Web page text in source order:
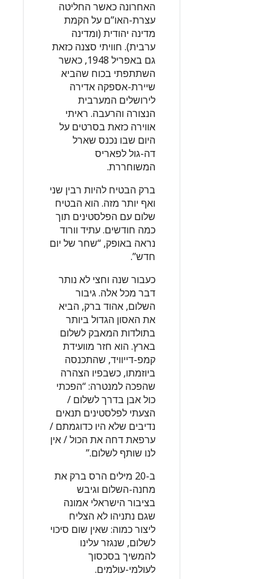
האחרונה כאשר החליטה
עצרת-האו”ם על הקמת
מדינה יהודית (ומדינה
ערבית). חוויתי סצנה כזאת
גם באפריל 1948, כאשר
השתתפתי בכוח שהביא
שיירת-אספקה אדירה
לירושלים המערבית
הנצורה והרעבה. ראיתי
אווירה כזאת בסרטים על
היום שבו נכנס שארל
דה-גול לפאריס
המשוחררת.
ברק הבטיח להיות רבין שני
ואף יותר מזה. הוא הבטיח
שלום עם הפלסטינים תוך
כמה חודשים. עתיד וורוד
נראה באופק, “שחר של יום
חדש”.
כעבור שנה וחצי לא נותר
דבר מכל אלה. גיבור
השלום, אהוד ברק, הביא
את האסון הגדול ביותר
בתולדות המאבק לשלום
בארץ. הוא חזר מוועידת
קמפ-דייוויד, שהתכנסה
ביוזמתו, כשבפיו הצהרה
שהפכה למנטרה: “הפכתי
כול אבן בדרך לשלום /
הצעתי לפלסטינים תנאים
נדיבים שלא היו כדוגמתם /
ערפאת דחה את הכול / אין
לנו שותף לשלום.”
ב-20 מילים הרס ברק את
מחנה-השלום וגיבש
בציבור הישראלי אמונה
שגם נתניהו לא הצליח
ליצור כמוה: שאין שום סיכוי
לשלום, שנגזר עלינו
להמשיך בסכסוך
לעולמי-עולמים.